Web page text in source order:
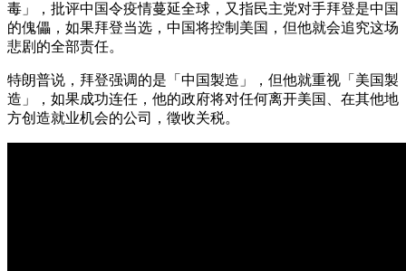
毒」，批评中国令疫情蔓延全球，又指民主党对手拜登是中国
的傀儡，如果拜登当选，中国将控制美国，但他就会追究这场
悲剧的全部责任。
特朗普说，拜登强调的是「中国製造」，但他就重视「美国製
造」，如果成功连任，他的政府将对任何离开美国、在其他地
方创造就业机会的公司，徵收关税。